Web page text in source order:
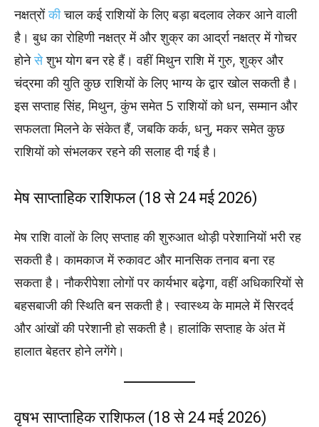
नक्षत्रोंकीचाल कई राशियों के लिए बड़ा बदलाव लेकर आने वाली
है। बुध का रोहिणी नक्षत्र में और शुक्र का आर्द्रा नक्षत्र में गोचर
होनेसेशुभ योग बन रहे हैं। वहीं मिथुन राशि में गुरु, शुक्र और
चंद्रमा की युति कुछ राशियों के लिए भाग्य के द्वार खोल सकती है।
इस सप्ताह सिंह, मिथुन, कुंभ समेत 5 राशियों को धन, सम्मान और
सफलता मिलने के संकेत हैं, जबकि कर्क, धनु, मकर समेत कुछ
राशियों को संभलकर रहने की सलाह दी गई है।
मेष साप्ताहिक राशिफल (18 से 24 मई 2026)
मेष राशि वालों के लिए सप्ताह की शुरुआत थोड़ी परेशानियों भरी रह
सकती है। कामकाज में रुकावट और मानसिक तनाव बना रह
सकता है। नौकरीपेशा लोगों पर कार्यभार बढ़ेगा, वहीं अधिकारियों से
बहसबाजी की स्थिति बन सकती है। स्वास्थ्य के मामले में सिरदर्द
और आंखों की परेशानी हो सकती है। हालांकि सप्ताह के अंत में
हालात बेहतर होने लगेंगे।
वृषभ साप्ताहिक राशिफल (18 से 24 मई 2026)